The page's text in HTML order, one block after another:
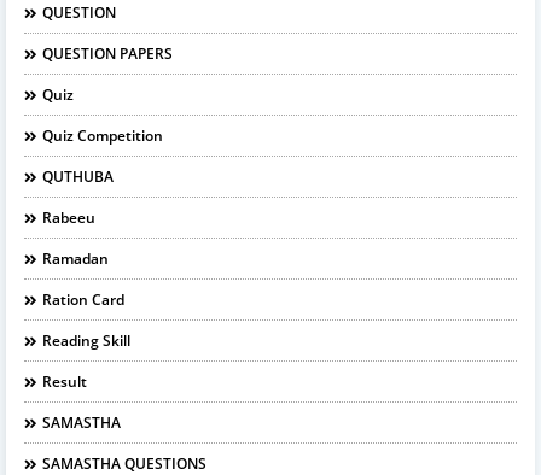
QUESTION
QUESTION PAPERS
Quiz
Quiz Competition
QUTHUBA
Rabeeu
Ramadan
Ration Card
Reading Skill
Result
SAMASTHA
SAMASTHA QUESTIONS